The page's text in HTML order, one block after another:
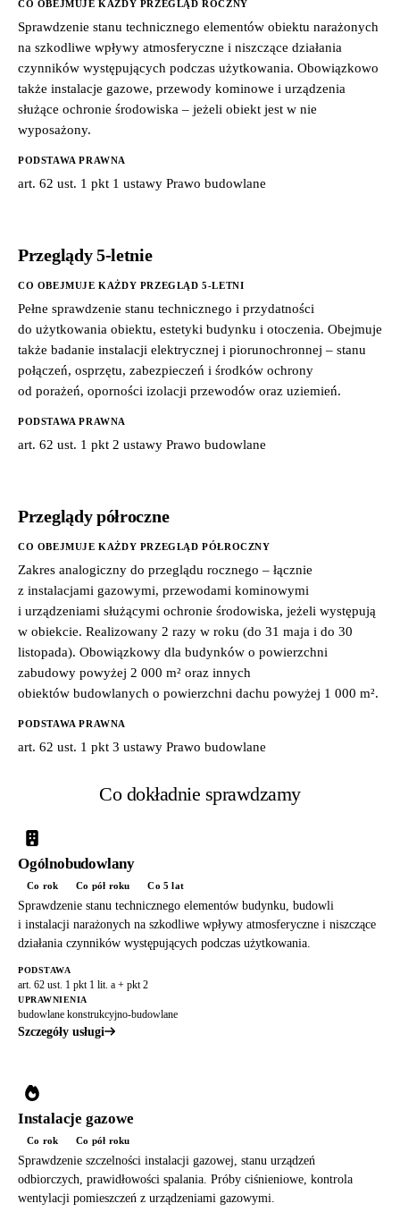
CO OBEJMUJE KAŻDY PRZEGLĄD ROCZNY
Sprawdzenie stanu technicznego elementów obiektu narażonych
na szkodliwe wpływy atmosferyczne i niszczące działania
czynników występujących podczas użytkowania. Obowiązkowo
także instalacje gazowe, przewody kominowe i urządzenia
służące ochronie środowiska – jeżeli obiekt jest w nie
wyposażony.
PODSTAWA PRAWNA
art. 62 ust. 1 pkt 1 ustawy Prawo budowlane
Przeglądy 5-letnie
CO OBEJMUJE KAŻDY PRZEGLĄD 5-LETNI
Pełne sprawdzenie stanu technicznego i przydatności
do użytkowania obiektu, estetyki budynku i otoczenia. Obejmuje
także badanie instalacji elektrycznej i piorunochronnej – stanu
połączeń, osprzętu, zabezpieczeń i środków ochrony
od porażeń, oporności izolacji przewodów oraz uziemień.
PODSTAWA PRAWNA
art. 62 ust. 1 pkt 2 ustawy Prawo budowlane
Przeglądy półroczne
CO OBEJMUJE KAŻDY PRZEGLĄD PÓŁROCZNY
Zakres analogiczny do przeglądu rocznego – łącznie
z instalacjami gazowymi, przewodami kominowymi
i urządzeniami służącymi ochronie środowiska, jeżeli występują
w obiekcie. Realizowany 2 razy w roku (do 31 maja i do 30
listopada). Obowiązkowy dla budynków o powierzchni
zabudowy powyżej 2 000 m² oraz innych
obiektów budowlanych o powierzchni dachu powyżej 1 000 m².
PODSTAWA PRAWNA
art. 62 ust. 1 pkt 3 ustawy Prawo budowlane
Co dokładnie sprawdzamy
Ogólnobudowlany
Co rok Co pół roku Co 5 lat
Sprawdzenie stanu technicznego elementów budynku, budowli
i instalacji narażonych na szkodliwe wpływy atmosferyczne i niszczące
działania czynników występujących podczas użytkowania.
PODSTAWA
art. 62 ust. 1 pkt 1 lit. a + pkt 2
UPRAWNIENIA
budowlane konstrukcyjno-budowlane
Szczegóły usługi
Instalacje gazowe
Co rok Co pół roku
Sprawdzenie szczelności instalacji gazowej, stanu urządzeń
odbiorczych, prawidłowości spalania. Próby ciśnieniowe, kontrola
wentylacji pomieszczeń z urządzeniami gazowymi.